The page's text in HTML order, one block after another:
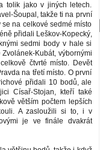
tolik jako v jiných letech.
Šoupal, takže ti na první
na celkové sedmé místo
přidali Leškov-Kopecký,
sedmi body v hale si
Kubát, výbornými
čtvrté místo. Devět
na třetí místo. O první
přidali 10 bodů, ale
Císař-Stojan, kteří také
větším počtem lepších
A zasloužili si to, i v
je ve finále dvakrát